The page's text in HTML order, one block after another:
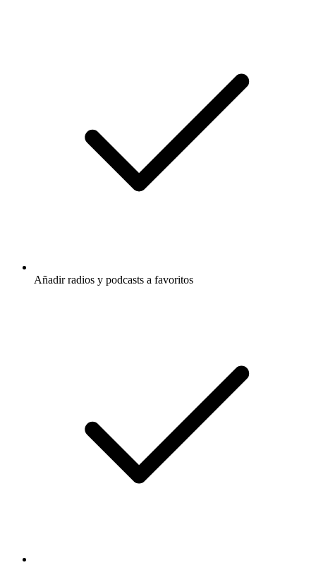
Añadir radios y podcasts a favoritos